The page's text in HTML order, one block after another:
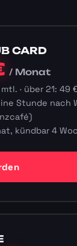
CARD
/ Monat
· über 21: 49
Stunde nach
kündbar 4